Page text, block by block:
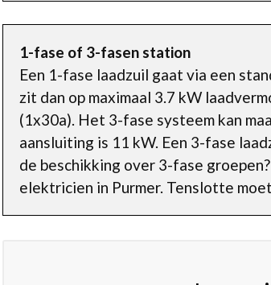
1-fase of 3-fasen station
Een 1-fase laadzuil gaat via een
zit dan op maximaal 3.7 kW
(1x30a). Het 3-fase systeem kan
aansluiting is 11 kW. Een 3-fase
de beschikking over 3-fase
elektricien in Purmer. Tenslotte